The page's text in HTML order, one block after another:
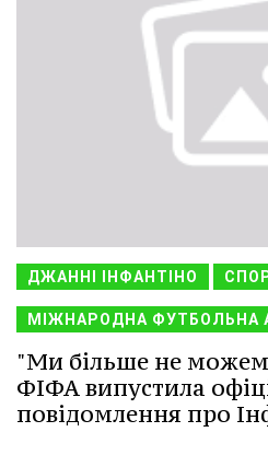
ДЖАННІ ІНФАНТІНО
МІЖНАРОДНА ФУТБОЛЬНА
"Ми більше не
ФІФА випустила
повідомлення про